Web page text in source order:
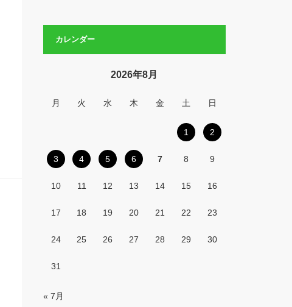
カレンダー
2026年8月
月 火 水 木 金 土 日
1 2
3 4 5 6 7 8 9
10 11 12 13 14 15 16
17 18 19 20 21 22 23
24 25 26 27 28 29 30
31
« 7月